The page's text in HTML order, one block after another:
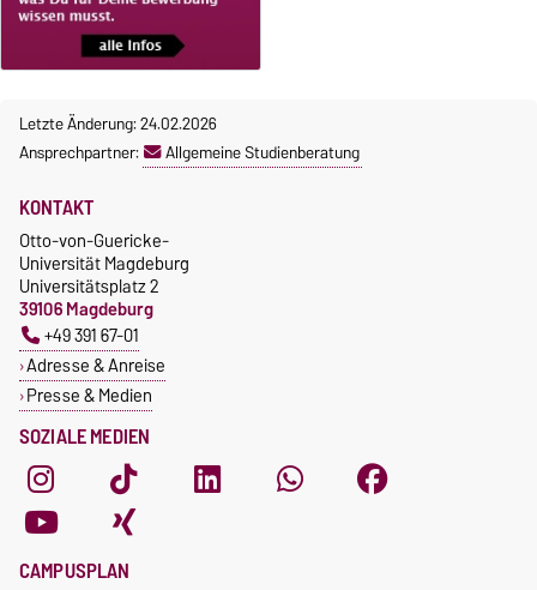
Letzte Änderung: 24.02.2026
Ansprechpartner:
Allgemeine Studienberatung
SOZIALE MEDIEN
KONTAKT
Otto-von-Guericke-
Universität Magdeburg
Universitätsplatz 2
39106 Magdeburg
+49 391 67-01
Adresse & Anreise
Presse & Medien
CAMPUSPLAN